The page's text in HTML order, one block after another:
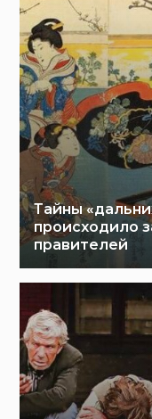
Тайны
происходило
правителей